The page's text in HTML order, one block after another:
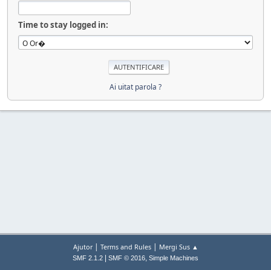
Time to stay logged in:
Ai uitat parola ?
Ajutor| Terms and Rules| Mergi Sus ▲
SMF 2.1.2 SMF © 2016, Simple Machines